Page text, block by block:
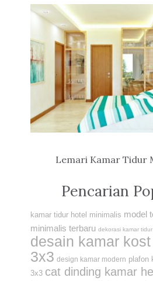
Lemari Kamar Tidur
Pencarian
kamar tidur hotel minimalis model
minimalis terbaru dekorasi kamar
desain kamar
3x3 design kamar modern plafon
3x3 cat dinding kamar